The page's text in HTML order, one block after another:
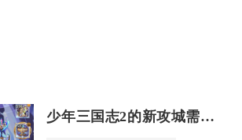
少年三国志2的新攻城需要多长时间